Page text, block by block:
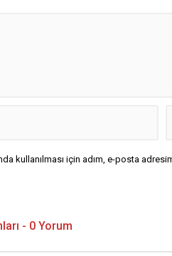
kullanılması için adım, e-posta
- 0 Yorum